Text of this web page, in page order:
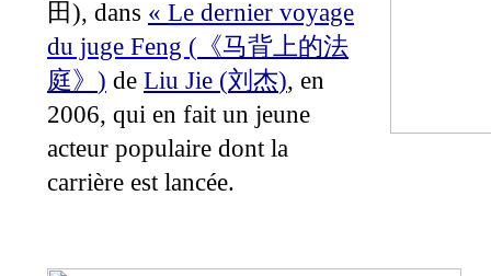
田 ), dans « Le dernier voyage
du juge Feng ( 《马背上的法
庭》 ) de Liu Jie (刘杰), en
2006, qui en fait un jeune
acteur populaire dont la
carrière est lancée.